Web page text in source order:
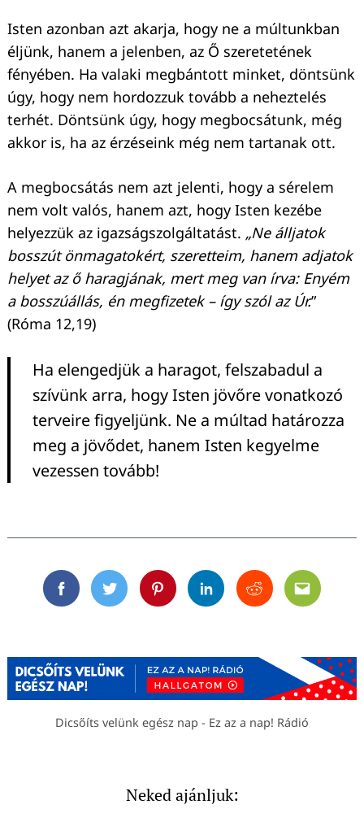
Isten azonban azt akarja, hogy ne a múltunkban
éljünk, hanem a jelenben, az Ő szeretetének
fényében. Ha valaki megbántott minket, döntsünk
úgy, hogy nem hordozzuk tovább a neheztelés
terhét. Döntsünk úgy, hogy megbocsátunk, még
akkor is, ha az érzéseink még nem tartanak ott.
A megbocsátás nem azt jelenti, hogy a sérelem
nem volt valós, hanem azt, hogy Isten kezébe
helyezzük az igazságszolgáltatást. „Ne álljatok
bosszút önmagatokért, szeretteim, hanem adjatok
helyet az ő haragjának, mert meg van írva: Enyém
a bosszúállás, én megfizetek – így szól az Úr.”
(Róma 12,19)
Ha elengedjük a haragot, felszabadul a
szívünk arra, hogy Isten jövőre vonatkozó
terveire figyeljünk. Ne a múltad határozza
meg a jövődet, hanem Isten kegyelme
vezessen tovább!
FacebookTwitterPinterestLinkedinRedditEmail
Dicsőíts velünk egész nap - Ez az a nap! Rádió
Neked ajánljuk: